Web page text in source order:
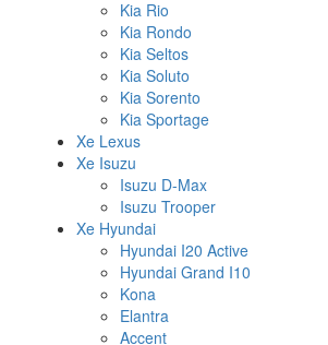
Kia Rio
Kia Rondo
Kia Seltos
Kia Soluto
Kia Sorento
Kia Sportage
Xe Lexus
Xe Isuzu
Isuzu D-Max
Isuzu Trooper
Xe Hyundai
Hyundai I20 Active
Hyundai Grand I10
Kona
Elantra
Accent